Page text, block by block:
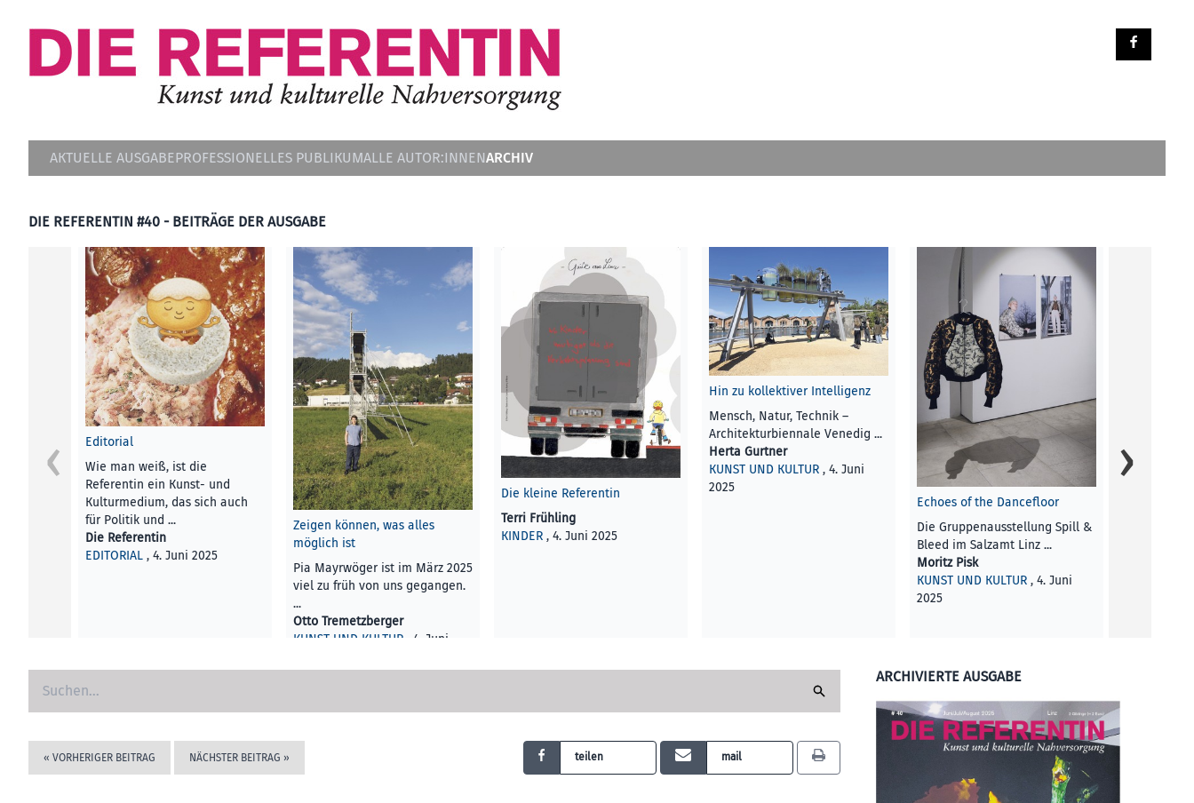
AKTUELLE AUSGABEPROFESSIONELLES PUBLIKUMALLE AUTOR:INNENARCHIV
DIE REFERENTIN #40 - BEITRÄGE DER AUSGABE
Editorial
Wie man weiß, ist die
Referentin ein Kunst- und
Kulturmedium, das sich auch
für Politik und ...
Die Referentin
EDITORIAL , 4. Juni 2025
Zeigen können, was alles
möglich ist
Pia Mayrwöger ist im März 2025
viel zu früh von uns gegangen.
...
Otto Tremetzberger
KUNST UND KULTUR , 4. Juni
Die kleine Referentin
Terri Frühling
KINDER , 4. Juni 2025
Hin zu kollektiver Intelligenz
Mensch, Natur, Tech­nik –
Architekturbiennale Venedig ...
Herta Gurtner
KUNST UND KULTUR , 4. Juni
2025
Echoes of the Dancefloor
Die Gruppenausstellung Spill &
Bleed im Salzamt Linz ...
Moritz Pisk
KUNST UND KULTUR , 4. Juni
2025
« VORHERIGER BEITRAG NÄCHSTER BEITRAG » teilen mail
ARCHIVIERTE AUSGABE